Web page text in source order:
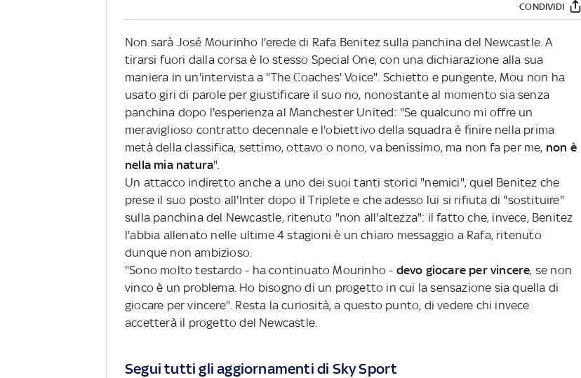
CONDIVIDI
Non sarà José Mourinho l'erede di Rafa Benitez sulla panchina del Newcastle. A
tirarsi fuori dalla corsa è lo stesso Special One, con una dichiarazione alla sua
maniera in un'intervista a "The Coaches' Voice". Schietto e pungente, Mou non ha
usato giri di parole per giustificare il suo no, nonostante al momento sia senza
panchina dopo l'esperienza al Manchester United: "Se qualcuno mi offre un
meraviglioso contratto decennale e l'obiettivo della squadra è finire nella prima
metà della classifica, settimo, ottavo o nono, va benissimo, ma non fa per me, non è
nella mia natura".
Un attacco indiretto anche a uno dei suoi tanti storici "nemici", quel Benitez che
prese il suo posto all'Inter dopo il Triplete e che adesso lui si rifiuta di "sostituire"
sulla panchina del Newcastle, ritenuto "non all'altezza": il fatto che, invece, Benitez
l'abbia allenato nelle ultime 4 stagioni è un chiaro messaggio a Rafa, ritenuto
dunque non ambizioso.
"Sono molto testardo - ha continuato Mourinho - devo giocare per vincere, se non
vinco è un problema. Ho bisogno di un progetto in cui la sensazione sia quella di
giocare per vincere". Resta la curiosità, a questo punto, di vedere chi invece
accetterà il progetto del Newcastle.
Segui tutti gli aggiornamenti di Sky Sport